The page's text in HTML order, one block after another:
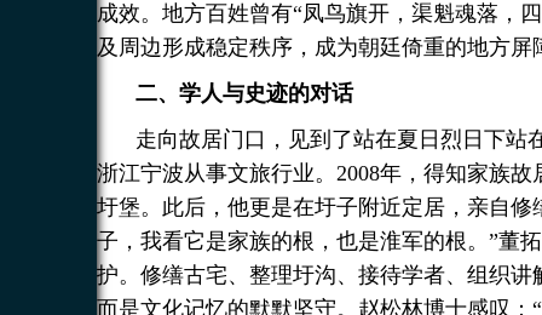
成效。地方百姓曾有“凤鸟旗开，渠魁魂落，
及周边形成稳定秩序，成为朝廷倚重的地方屏
二、学人与史迹的对话
走向故居门口，见到了站在夏日烈日下站
浙江宁波从事文旅行业。2008年，得知家族
圩堡。此后，他更是在圩子附近定居，亲自
子，我看它是家族的根，也是淮军的根。”董
护。修缮古宅、整理圩沟、接待学者、组织
而是文化记忆的默默坚守。赵松林博士感叹